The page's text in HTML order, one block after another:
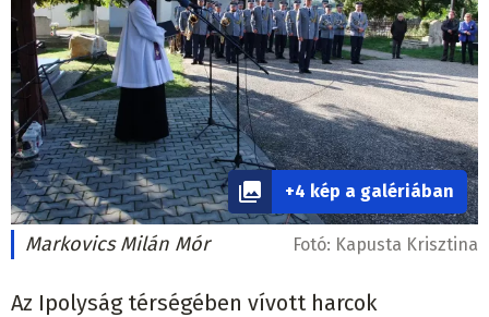
+4 kép a galériában
Markovics Milán Mór Fotó: Kapusta Krisztina
Az Ipolyság térségében vívott harcok